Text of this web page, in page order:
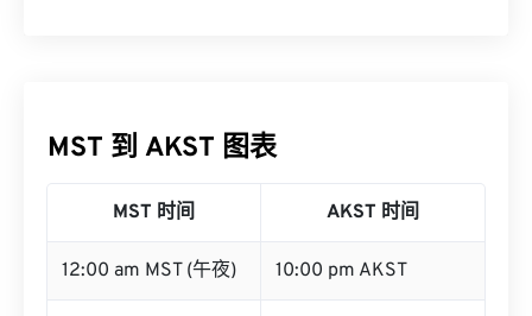
MST 到 AKST 图表
MST 时间 AKST 时间
12:00 am MST (午夜) 10:00 pm AKST